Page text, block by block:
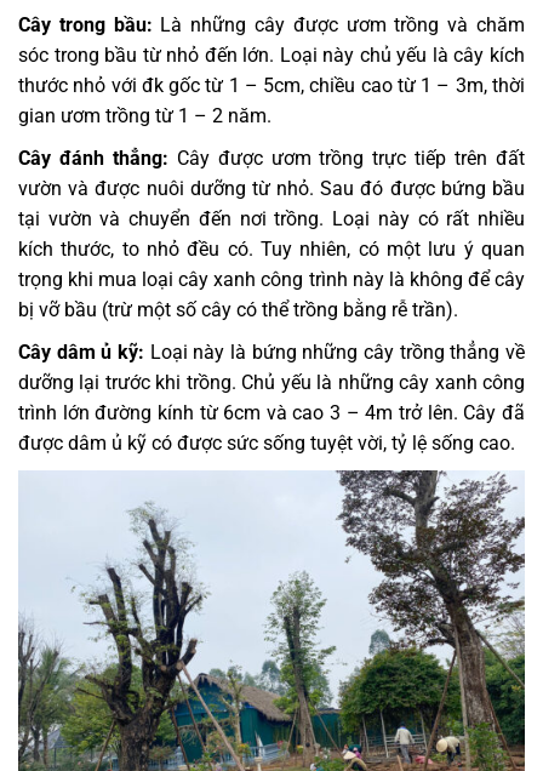
Cây trong bầu: Là những cây được ươm trồng và chăm
sóc trong bầu từ nhỏ đến lớn. Loại này chủ yếu là cây kích
thước nhỏ với đk gốc từ 1 – 5cm, chiều cao từ 1 – 3m, thời
gian ươm trồng từ 1 – 2 năm.
Cây đánh thẳng: Cây được ươm trồng trực tiếp trên đất
vườn và được nuôi dưỡng từ nhỏ. Sau đó được bứng bầu
tại vườn và chuyển đến nơi trồng. Loại này có rất nhiều
kích thước, to nhỏ đều có. Tuy nhiên, có một lưu ý quan
trọng khi mua loại cây xanh công trình này là không để cây
bị vỡ bầu (trừ một số cây có thể trồng bằng rễ trần).
Cây dâm ủ kỹ: Loại này là bứng những cây trồng thẳng về
dưỡng lại trước khi trồng. Chủ yếu là những cây xanh công
trình lớn đường kính từ 6cm và cao 3 – 4m trở lên. Cây đã
được dâm ủ kỹ có được sức sống tuyệt vời, tỷ lệ sống cao.